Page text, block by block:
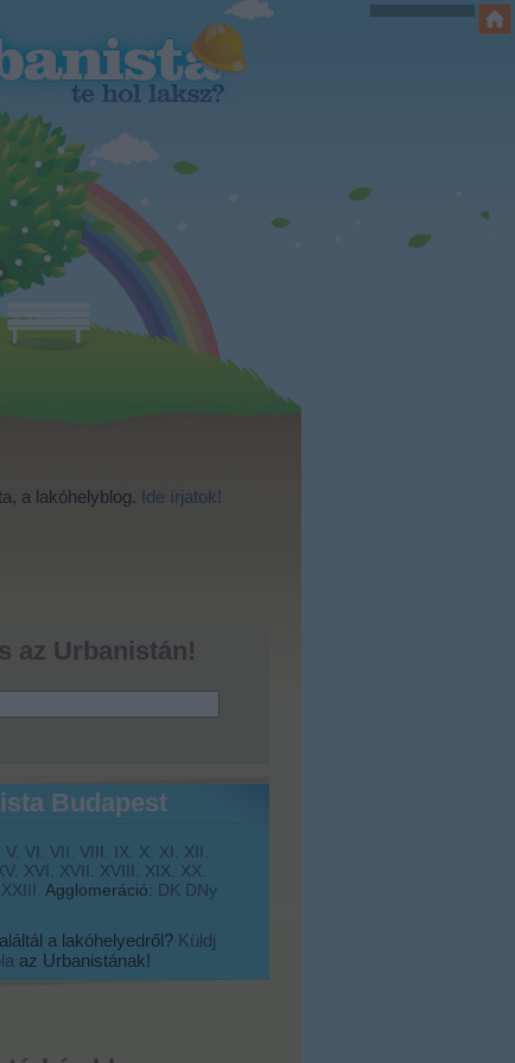
a lakóhelyblog. Ide írjatok!
az Urbanistán!
Budapest
V. VI. VII. VIII. IX. X. XI.
XII.
XVI. XVII. XVIII. XIX.
XX.
XXIII. Agglomeráció: DK DNy
a lakóhelyedről? Küldj
az Urbanistának!